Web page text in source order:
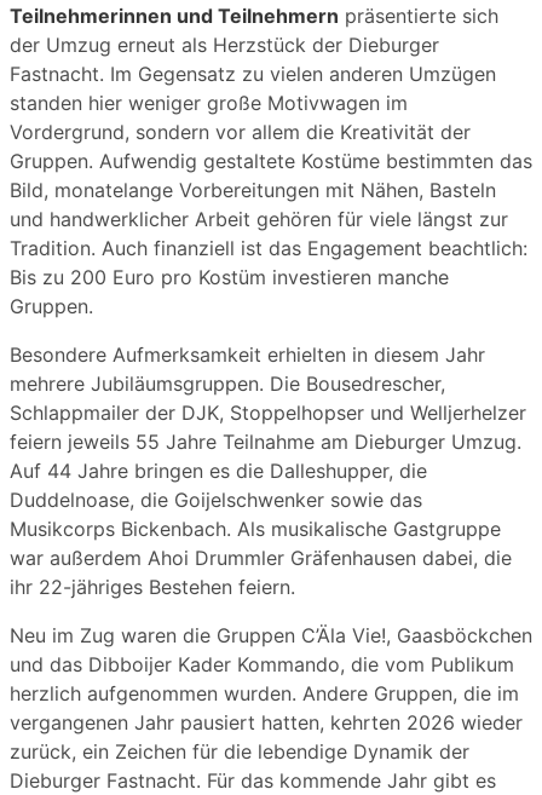
Teilnehmerinnen und Teilnehmern präsentierte sich
der Umzug erneut als Herzstück der Dieburger
Fastnacht. Im Gegensatz zu vielen anderen Umzügen
standen hier weniger große Motivwagen im
Vordergrund, sondern vor allem die Kreativität der
Gruppen. Aufwendig gestaltete Kostüme bestimmten das
Bild, monatelange Vorbereitungen mit Nähen, Basteln
und handwerklicher Arbeit gehören für viele längst zur
Tradition. Auch finanziell ist das Engagement beachtlich:
Bis zu 200 Euro pro Kostüm investieren manche
Gruppen.
Besondere Aufmerksamkeit erhielten in diesem Jahr
mehrere Jubiläumsgruppen. Die Bousedrescher,
Schlappmailer der DJK, Stoppelhopser und Welljerhelzer
feiern jeweils 55 Jahre Teilnahme am Dieburger Umzug.
Auf 44 Jahre bringen es die Dalleshupper, die
Duddelnoase, die Goijelschwenker sowie das
Musikcorps Bickenbach. Als musikalische Gastgruppe
war außerdem Ahoi Drummler Gräfenhausen dabei, die
ihr 22-jähriges Bestehen feiern.
Neu im Zug waren die Gruppen C’Äla Vie!, Gaasböckchen
und das Dibboijer Kader Kommando, die vom Publikum
herzlich aufgenommen wurden. Andere Gruppen, die im
vergangenen Jahr pausiert hatten, kehrten 2026 wieder
zurück, ein Zeichen für die lebendige Dynamik der
Dieburger Fastnacht. Für das kommende Jahr gibt es